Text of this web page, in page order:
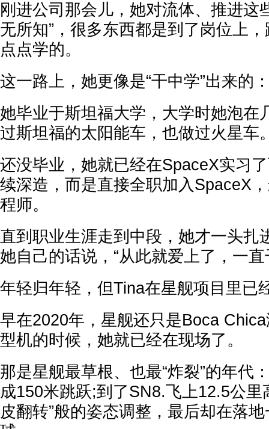
刚进公司那会儿，她对流体、推进这
无所知”，很多东西都是到了岗位上
点点学的。
这一路上，她更像是“干中学”出来的
她毕业于斯坦福大学，大学时她泡在
过斯坦福的太阳能车，也做过火星车
还没毕业，她就已经在SpaceX实习
续深造，而是直接全职加入SpaceX
程师。
直到职业生涯走到中段，她才一头
她自己的话说，“从此就爱上了，一直
年轻归年轻，但Tina在星舰项目里已
早在2020年，星舰还只是Boca
型机的时候，她就已经在现场了。
那是星舰最草根、也最“炸裂”的年代
成150米跳跃;到了SN8.飞上12.5公里
皮翻转”般的姿态调整，最后却在落